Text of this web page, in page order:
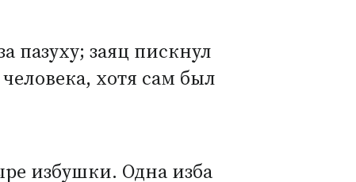
пазуху; заяц пискнул
хотя сам был
избушки. Одна изба